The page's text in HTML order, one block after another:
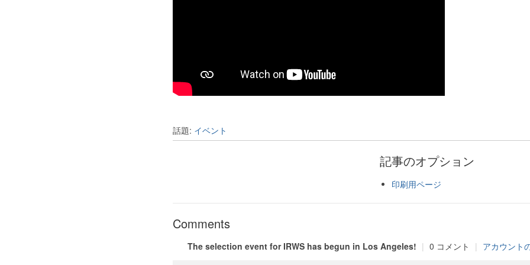
話題: イベント
記事のオプション
印刷用ページ
Comments
The selection event for IRWS has begun in Los Angeles! | 0 コメント | アカウント